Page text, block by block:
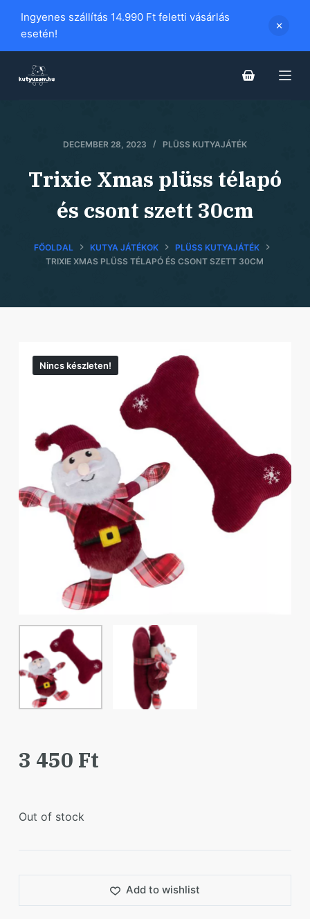
i
Ingyenes szállítás 14.990 Ft feletti vásárlás
esetén!
DECEMBER 28, 2023 PLÜSS KUTYAJÁTÉK
Trixie Xmas plüss télapó
és csont szett 30cm
FŐOLDAL KUTYA JÁTÉKOK
PLÜSS KUTYAJÁTÉK
TRIXIE XMAS PLÜSS TÉLAPÓ ÉS CSONT SZETT 30CM
Nincs készleten!
3 450 Ft
Out of stock
Add to wishlist